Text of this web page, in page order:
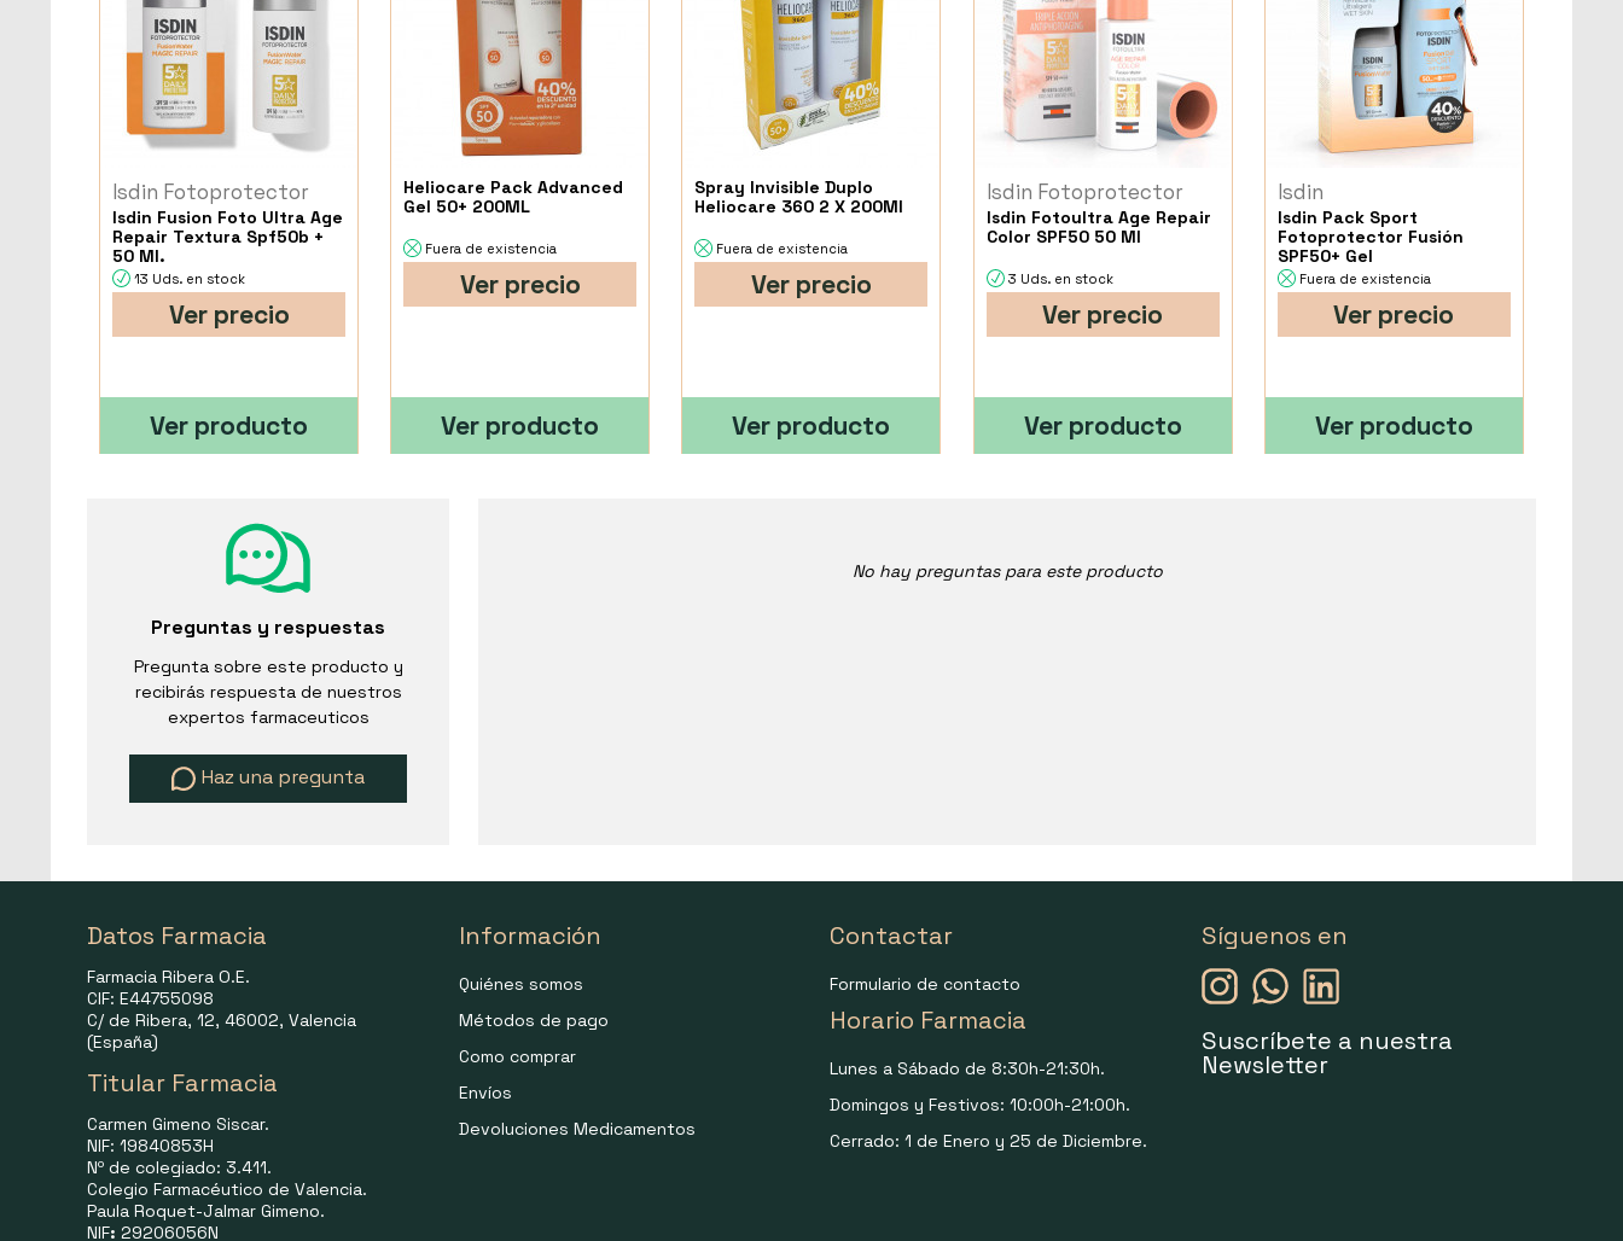
Isdin Fotoprotector
Isdin Fusion Foto Ultra Age
Repair Textura Spf50b +
50 Ml.
13 Uds. en stock
Ver precio
Ver producto
Heliocare Pack Advanced
Gel 50+ 200ML
Fuera de existencia
Ver precio
Ver producto
Spray Invisible Duplo
Heliocare 360 2 X 200Ml
Fuera de existencia
Ver precio
Ver producto
Isdin Fotoprotector
Isdin Fotoultra Age Repair
Color SPF50 50 Ml
3 Uds. en stock
Ver precio
Ver producto
Isdin
Isdin Pack Sport
Fotoprotector Fusión
SPF50+ Gel
Fuera de existencia
Ver precio
Ver producto
Preguntas y respuestas
Pregunta sobre este producto y
recibirás respuesta de nuestros
expertos farmaceuticos
Haz una pregunta
No hay preguntas para este producto
Datos Farmacia
Farmacia Ribera O.E.
CIF: E44755098
C/ de Ribera, 12, 46002, Valencia
(España)
Titular Farmacia
Carmen Gimeno Siscar.
NIF: 19840853H
Nº de colegiado: 3.411.
Colegio Farmacéutico de Valencia.
Paula Roquet-Jalmar Gimeno.
NIF: 29206056N
Información
Quiénes somos
Métodos de pago
Como comprar
Envíos
Devoluciones Medicamentos
Contactar
Formulario de contacto
Horario Farmacia
Lunes a Sábado de 8:30h-21:30h.
Domingos y Festivos: 10:00h-21:00h.
Cerrado: 1 de Enero y 25 de Diciembre.
Síguenos en
Suscríbete a nuestra
Newsletter